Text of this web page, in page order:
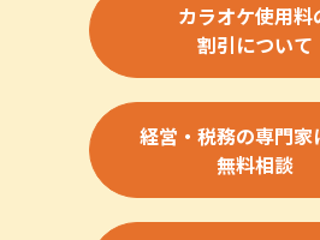
カラオケ使用料
割引について
経営・税務の専門家
無料相談